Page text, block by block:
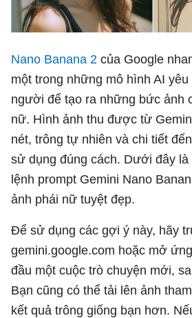
Nano Banana 2 của Google
một trong những mô hình AI
người để tạo ra những bức ảnh
nữ. Hình ảnh thu được từ
nét, trông tự nhiên và chi tiết
sử dụng đúng cách. Dưới đây
lệnh prompt Gemini Nano
ảnh phái nữ tuyệt đẹp.
Để sử dụng các gợi ý này, hãy
gemini.google.com hoặc mở
đầu một cuộc trò chuyện mới,
Bạn cũng có thể tải lên ảnh
kết quả trông giống bạn hơn.